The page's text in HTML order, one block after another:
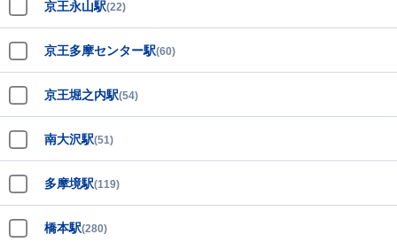
京王永山駅(22)
京王多摩センター駅(60)
京王堀之内駅(54)
南大沢駅(51)
多摩境駅(119)
橋本駅(280)